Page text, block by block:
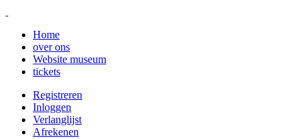
Home
over ons
Website museum
tickets
Registreren
Inloggen
Verlanglijst
Afrekenen